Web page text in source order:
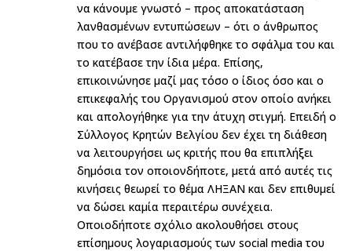
να κάνουμε γνωστό – προς αποκατάσταση
λανθασμένων εντυπώσεων – ότι ο άνθρωπος
που το ανέβασε αντιλήφθηκε το σφάλμα του και
το κατέβασε την ίδια μέρα. Επίσης,
επικοινώνησε μαζί μας τόσο ο ίδιος όσο και ο
επικεφαλής του Οργανισμού στον οποίο ανήκει
και απολογήθηκε για την άτυχη στιγμή. Επειδή ο
Σύλλογος Κρητών Βελγίου δεν έχει τη διάθεση
να λειτουργήσει ως κριτής που θα επιπλήξει
δημόσια τον οποιονδήποτε, μετά από αυτές τις
κινήσεις θεωρεί το θέμα ΛΗΞΑΝ και δεν επιθυμεί
να δώσει καμία περαιτέρω συνέχεια.
Οποιοδήποτε σχόλιο ακολουθήσει στους
επίσημους λογαριασμούς των social media του